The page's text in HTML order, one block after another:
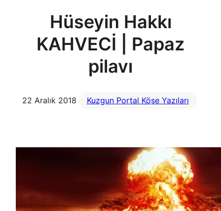
Hüseyin Hakkı
KAHVECİ | Papaz
pilavı
22 Aralık 2018 Kuzgun Portal Köşe Yazıları